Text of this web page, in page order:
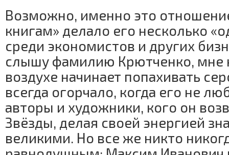
Возможно, именно это
книгам» делало его несколько
среди экономистов и других
слышу фамилию Крютченко, мне
воздухе начинает попахивать
всегда огорчало, когда его не
авторы и художники, кого он
Звёзды, делая своей энергией
великими. Но все же никто